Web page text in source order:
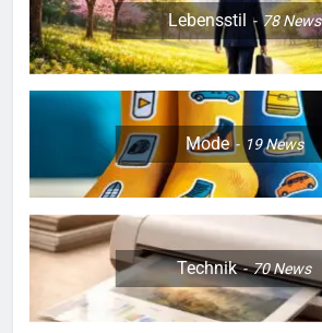
Lebensstil 78News
Mode 19News
Technik 70News